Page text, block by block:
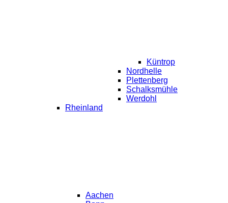
Küntrop
Nordhelle
Plettenberg
Schalksmühle
Werdohl
Rheinland
Aachen